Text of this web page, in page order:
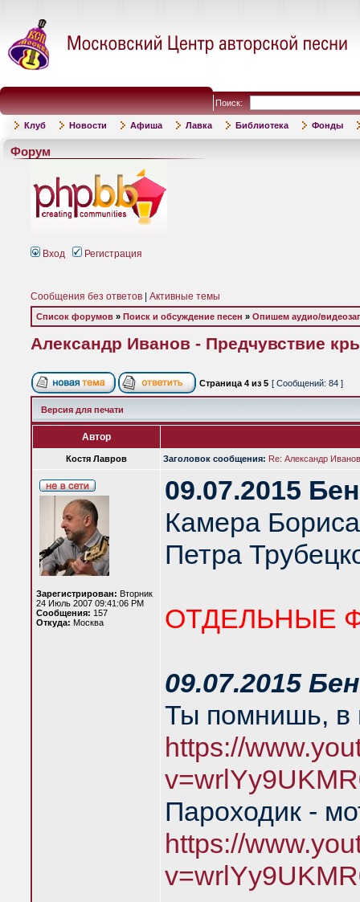
Поиск:
Клуб Новости Афиша Лавка Библиотека Фонды
Форум
Вход Регистрация
Сообщения без ответов Активные темы
Список форумов » Поиск и обсуждение песен » Опишем аудио/
Александр Иванов - Предчувствие
Страница 4 из 5 [ Сообщений: 84 ]
Версия для печати
Автор
Костя Лавров Заголовок сообщения: Re: Александр
Зарегистрирован: Вторник
24 Июль 2007 09:41:06 PM
Сообщения: 157
Откуда: Москва
09.07.2015
Камера
Петра
ОТДЕЛЬНЫЕ
09.07.2015
Ты помнишь, в
https://
Пароходик -
https://